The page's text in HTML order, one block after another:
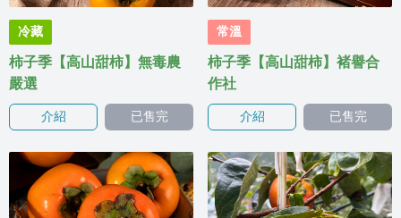
冷藏
柿子季【高山甜柿】無毒農
嚴選
介紹 已售完
常溫
柿子季【高山甜柿】褚譽合
作社
介紹 已售完